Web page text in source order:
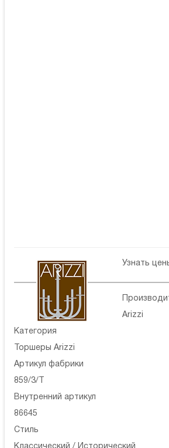
Узнать
Arizzi
Категория
Торшеры Arizzi
Артикул фабрики
859/3/T
Внутренний артикул
86645
Стиль